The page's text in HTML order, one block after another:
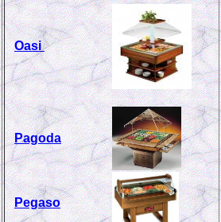
Oasi
Pagoda
Pegaso